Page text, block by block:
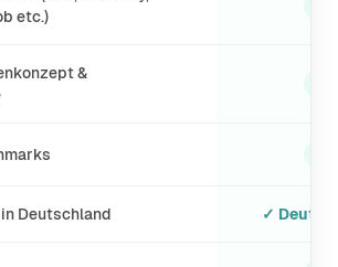
etc.)
&
Deutschland ✓